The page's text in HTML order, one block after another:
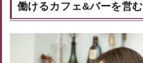
働けるカフェ&バーを営む